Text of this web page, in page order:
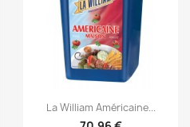
Aperçu rapide
La William Américaine...